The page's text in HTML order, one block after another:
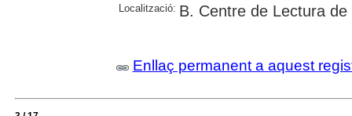
Localització: B. Centre de Lectura de
Enllaç permanent a aquest